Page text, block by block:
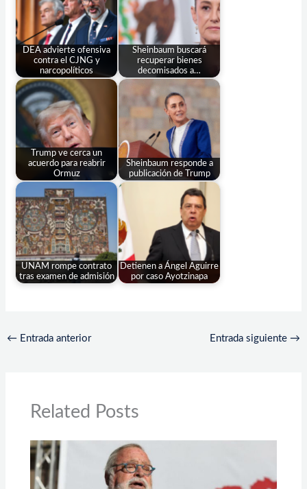
DEA advierte ofensiva
contra el CJNG y
narcopolíticos
Sheinbaum buscará
recuperar bienes
decomisados a…
Trump ve cerca un
acuerdo para reabrir
Ormuz
Sheinbaum responde a
publicación de Trump
UNAM rompe contrato
tras examen de admisión
Detienen a Ángel Aguirre
por caso Ayotzinapa
← Entrada anterior Entrada siguiente →
Related Posts